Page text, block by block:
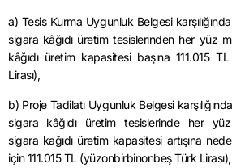
a) Tesis Kurma Uygunluk Belgesi
sigara kâğıdı üretim tesislerinden her yüz
kâğıdı üretim kapasitesi başına 111.015
Lirası),
b) Proje Tadilatı Uygunluk Belgesi
sigara kâğıdı üretim tesislerinde her
sigara kağıdıüretim kapasitesi artışına
için 111.015 TL (yüzonbirbinonbeş Türk Lirası),